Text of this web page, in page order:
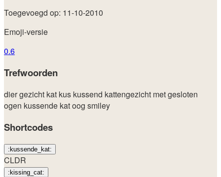
Toegevoegd op: 11-10-2010
Emoji-versie
0.6
Trefwoorden
diergezicht kat kus kussend kattengezicht met gesloten
ogen kussende katoog smiley
Shortcodes
:kussende_kat:
CLDR
:kissing_cat: